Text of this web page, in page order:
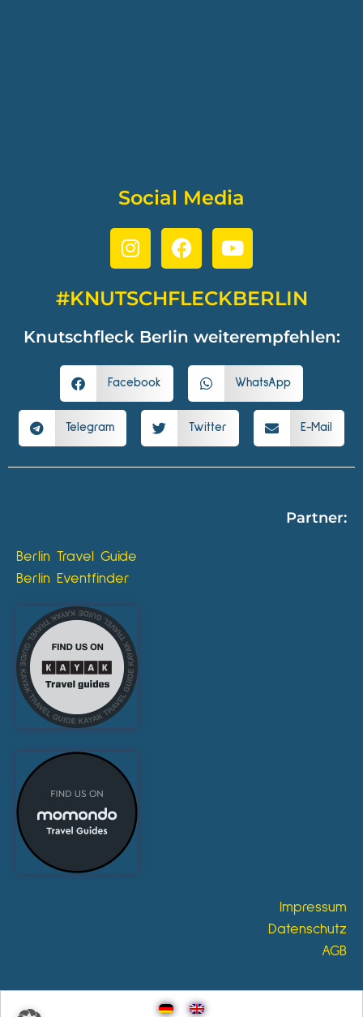
Social Media
#KNUTSCHFLECKBERLIN
Knutschfleck Berlin weiterempfehlen:
Facebook WhatsApp
Telegram Twitter E-Mail
Partner:
Berlin Travel Guide
Berlin Eventfinder
Impressum
Datenschutz
AGB